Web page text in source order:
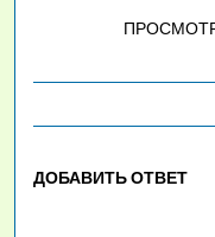
ДОБАВИТЬ ОТВЕТ